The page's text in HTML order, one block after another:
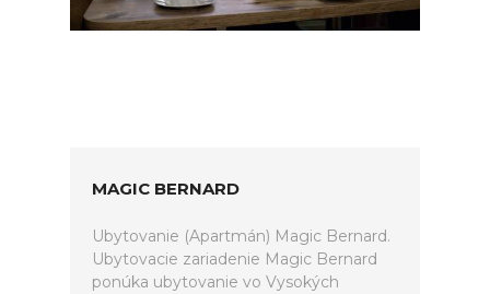
MAGIC BERNARD
Ubytovanie (Apartmán) Magic Bernard.
Ubytovacie zariadenie Magic Bernard
ponúka ubytovanie vo Vysokých